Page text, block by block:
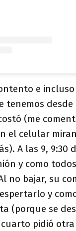
e
tenemos desde
(me
el celular
A las 9, 9:30
y como
no bajar, su
y
(porque se
pidió